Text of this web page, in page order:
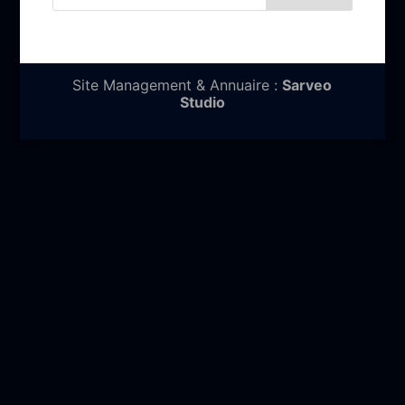
Site Management & Annuaire :Sarveo
Studio